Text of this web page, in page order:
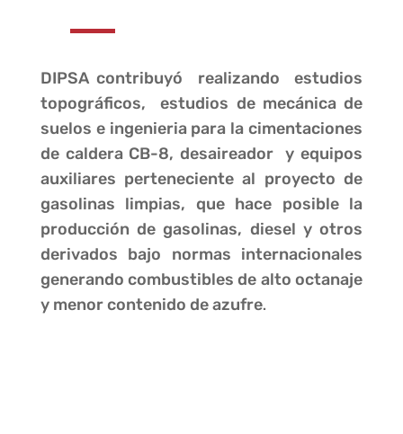
DIPSA contribuyó realizando estudios
topográficos, estudios de mecánica de
suelos e ingenieria para la cimentaciones
de caldera CB-8, desaireador y equipos
auxiliares perteneciente al proyecto de
gasolinas limpias, que hace posible la
producción de gasolinas, diesel y otros
derivados bajo normas internacionales
generando combustibles de alto octanaje
y menor contenido de azufre.